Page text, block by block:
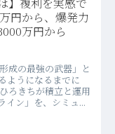
】複利を実感で
円から、爆発力
万円から
成の最強の武器」と
ようになるまでに
ろきちが積立と運用
イン」を、シミュ...